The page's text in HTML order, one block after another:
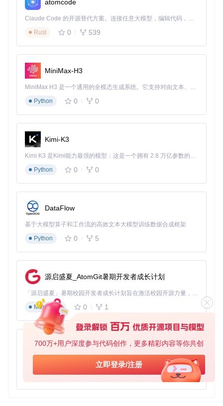
700万+用户深度参与代码创作，更多精彩内容等你共创
立即登录/注册
⚠️ 注意：此操作将删除所有自定义设置，建议先备份配置文件
诊断经验
：多数启动问题源于WebView运行时损坏，可通过微
场景二：启动后白屏或黑屏
故障现象：应用启动后显示空白窗口，无任何界面元素加载。
排查路径
检查日志中是否有"Failed to load webview"相关错误
验证Edge浏览器是否正常工作
尝试启动安全模式排查插件冲突
解决方案： 🔧 启动安全模式：
Seelen -UI.exe --safe-mode
🔧 安装最新WebView运行时：
诊断经验：白屏问题在Windows更新后较为常见，通常通过更
新WebView2组件即可解决。
三、界面问题诊断
故障特征速查表
紧急程度
atomcode
Claude Code 的开源替代方案。连接任意大模型，编辑代码，运行命令，自动验证 — 全自动执行。用 Rust 构建，极致性能。 ｜ An open-source alternative to Claude Code. Connect any LLM, edit code, run commands, and verify changes — autonomously. Built in Rust for speed. Get Started
Rust
0 539
MiniMax-H3
MiniMax H3 是一个通用的全模态生成系统。它支持对由文本、图像、视频和音频组成的多模态上下文进行统一理解，并能生成分辨率高达 2K、时长可达 15 秒的带原生立体声音频的视频。得益于面向任务泛化的系统设计，H3 在预训练阶段就已具备广泛的多模态上下文理解与生成能力，能够出色地执行复杂的多模态指令。
Python
0 0
Kimi-K3
Kimi K3 是Kimi能力最强的模型：这是一个拥有 2.8 万亿参数的混合专家（MoE）模型，具备原生视觉理解能力，并支持 100 万 token 的上下文窗口。
Python
0 0
DataFlow
基于大模型算子和工作流的高效文本大模型训练数据合成框架
Python
0 5
源启盛夏_AtomGit暑期开发者成长计划
「源启盛夏」暑期校园开发者成长计划旨在激活校园开源力量，通过积分激励、认证扶持、资源倾斜等形式，引导高校组织和开发者完成「入驻 — 建项目 — 做贡献 — 获认证 — 得资源」的完整闭环。无论你是想带领社团入驻平台的组织者，还是希望用代码贡献证明自己的开发者，都能在这里找到属于你的成长路径。
Markdown
0 1
py-xiaozhi
基于Python的Xiaozhi AI，适用于想要完整Xiaozhi体验而无需拥有专用硬件的用户。
Python
0 1